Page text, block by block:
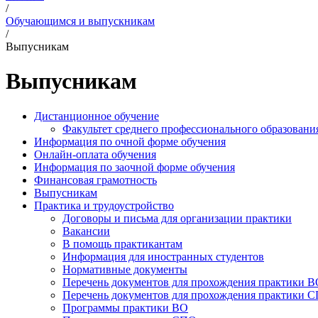
/
Обучающимся и выпускникам
/
Выпусникам
Выпусникам
Дистанционное обучение
Факультет среднего профессионального
Информация по очной форме обучения
Онлайн-оплата обучения
Информация по заочной форме обучения
Финансовая грамотность
Выпусникам
Практика и трудоустройство
Договоры и письма для организации практики
Вакансии
В помощь практикантам
Информация для иностранных студентов
Нормативные документы
Перечень документов для прохождения практики
Перечень документов для прохождения практики
Программы практики ВО